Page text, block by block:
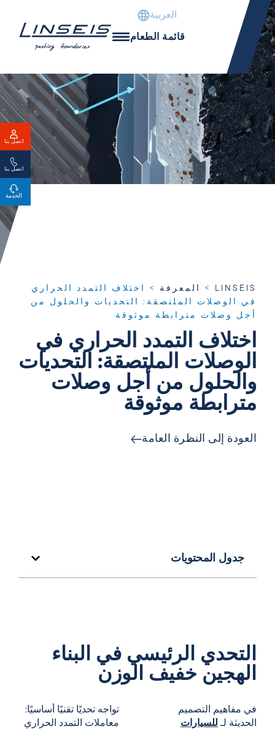
العربية
قائمة الطعام
LINSEIS
> المعرفة >
اختلاف التمدد الحراري
في الوصلات الملتصقة: التحديات والحلول من
أجل وصلات مترابطة موثوقة
اختلاف التمدد الحراري في
الوصلات الملتصقة: التحديات
والحلول من أجل وصلات
مترابطة موثوقة
العودة إلى النظرة العامة
جدول المحتويات
التحدي الرئيسي في البناء
الهجين خفيف الوزن
في مفاهيم التصميم
الحديثة لـ للسيارات
تواجه تحديًا تقنيًا أساسيًا:
معاملات التمدد الحراري
اتصل بنا
اتصل بنا
الخدمة